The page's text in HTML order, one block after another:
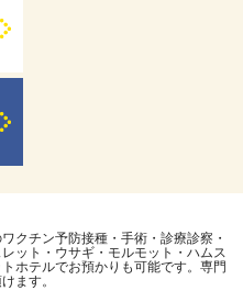
クチン予防接種・手術・診療診察・
ット・ウサギ・モルモット・ハムス
ホテルでお預かりも可能です。専門
ます。